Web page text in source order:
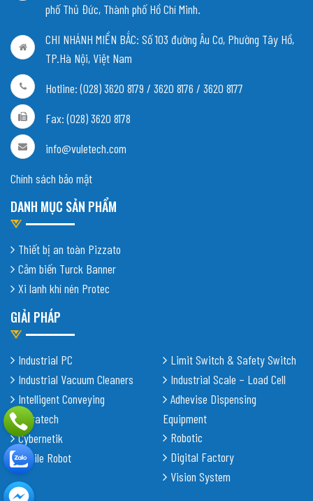
phố Thủ Đức, Thành phố Hồ Chí Minh.
CHI NHÁNH MIỀN BẮC: Số 103 đường Âu Cơ, Phường Tây Hồ,
TP.Hà Nội, Việt Nam
Hotline: (028) 3620 8179 / 3620 8176 / 3620 8177
Fax: (028) 3620 8178
info@vuletech.com
Chính sách bảo mật
DANH MỤC SẢN PHẨM
Thiết bị an toàn Pizzato
Cảm biến Turck Banner
Xi lanh khí nén Protec
GIẢI PHÁP
Industrial PC
Industrial Vacuum Cleaners
Intelligent Conveying
Shiratech
Cybernetik
Mobile Robot
Limit Switch & Safety Switch
Industrial Scale – Load Cell
Adhevise Dispensing
Equipment
Robotic
Digital Factory
Vision System